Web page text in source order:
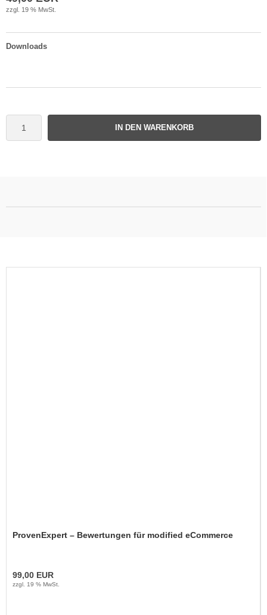
zzgl. 19 % MwSt.
Downloads
IN DEN WARENKORB
ProvenExpert – Bewertungen für modified eCommerce
99,00 EUR
zzgl. 19 % MwSt.